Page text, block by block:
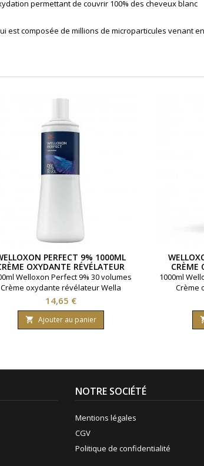
permettant de couvrir 100% des cheveux blanc
est composée de millions de microparticules venant
PERFECT 9% 1000ML
OXYDANTE RÉVÉLATEUR
WELLA
Welloxon Perfect 9% 30 volumes
Crème oxydante révélateur Wella
Prix
14,65 €
 Ajouter au panier
CRÈME
1000ml
Crème
NOTRE SOCIÉTÉ
Mentions légales
CGV
Politique de confidentialité